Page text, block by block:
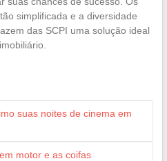
simplificada e a diversidade
das SCPI uma solução ideal
suas noites de cinema em
motor e as coifas